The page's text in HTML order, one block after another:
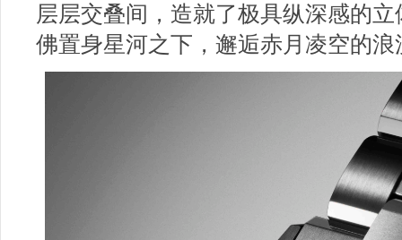
层层交叠间，造就了极具纵深感的
佛置身星河之下，邂逅赤月凌空的浪